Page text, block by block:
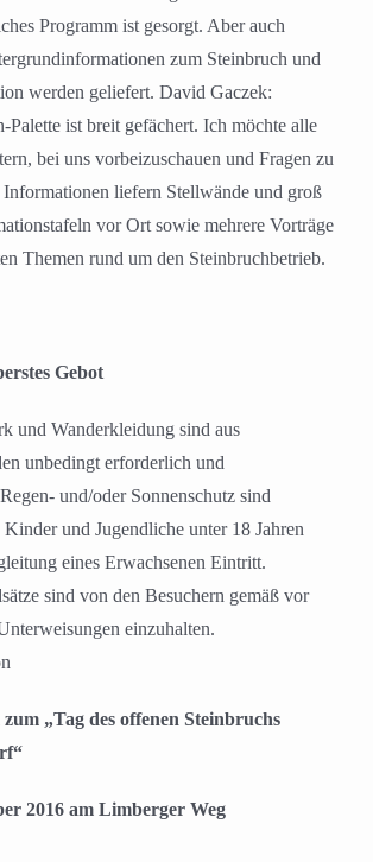
Programm ist gesorgt. Aber auch
zum Steinbruch und
werden geliefert. David Gaczek:
Palette ist breit gefächert. Ich möchte alle
bei uns vorbeizuschauen und Fragen zu
Informationen liefern Stellwände und groß
vor Ort sowie mehrere Vorträge
Themen rund um den Steinbruchbetrieb.
Gebot
und Wanderkleidung sind aus
unbedingt erforderlich und
und/oder Sonnenschutz sind
und Jugendliche unter 18 Jahren
eines Erwachsenen Eintritt.
sind von den Besuchern gemäß vor
einzuhalten.
„Tag des offenen Steinbruchs
2016 am Limberger Weg